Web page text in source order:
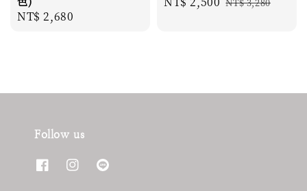
Regular
NT$ 2,680
Follow us